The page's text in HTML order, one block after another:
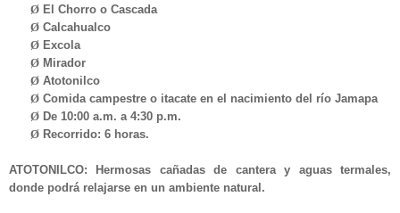
Ø El Chorro o Cascada
Ø Calcahualco
Ø Excola
Ø Mirador
Ø Atotonilco
Ø Comida campestre o itacate en el nacimiento del río Jamapa
Ø De 10:00 a.m. a 4:30 p.m.
Ø Recorrido: 6 horas.
ATOTONILCO:
Hermosas cañadas de cantera y aguas termales,
donde podrá relajarse en un ambiente natural.